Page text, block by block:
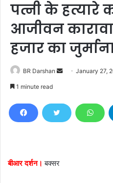
पत्नी के हत्यारे
आजीवन
हजार का
BR Darshan
d
January 27,
1 minute read
बीआर दर्शन। बक्सर